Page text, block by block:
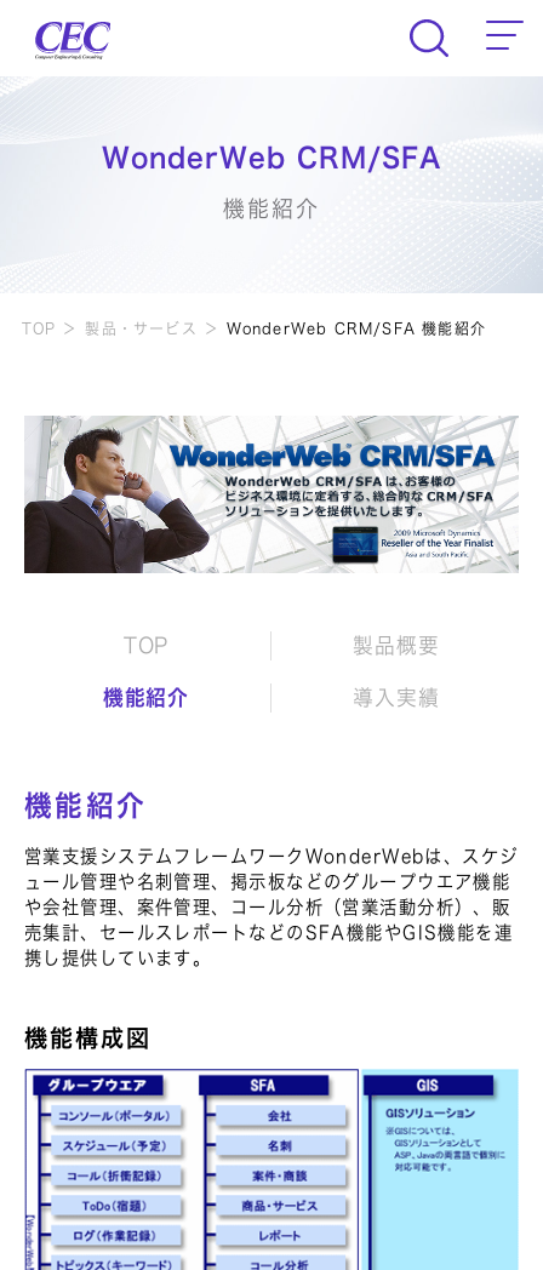
CEC Computer Engineering &
WonderWeb CRM/SFA
機能紹介
TOP 製品・サービス WonderWeb CRM/SFA 機能紹介
TOP 製品概要
機能紹介 導入実績
機能紹介
営業支援システムフレームワークWonderWebは、スケジ
ュール管理や名刺管理、掲示板などのグループウエア機能
や会社管理、案件管理、コール分析（営業活動分析）、販
売集計、セールスレポートなどのSFA機能やGIS機能を連
携し提供しています。
機能構成図